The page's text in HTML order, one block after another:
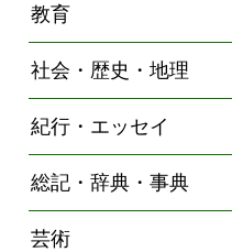
教育
社会・歴史・地理
紀行・エッセイ
総記・辞典・事典
芸術